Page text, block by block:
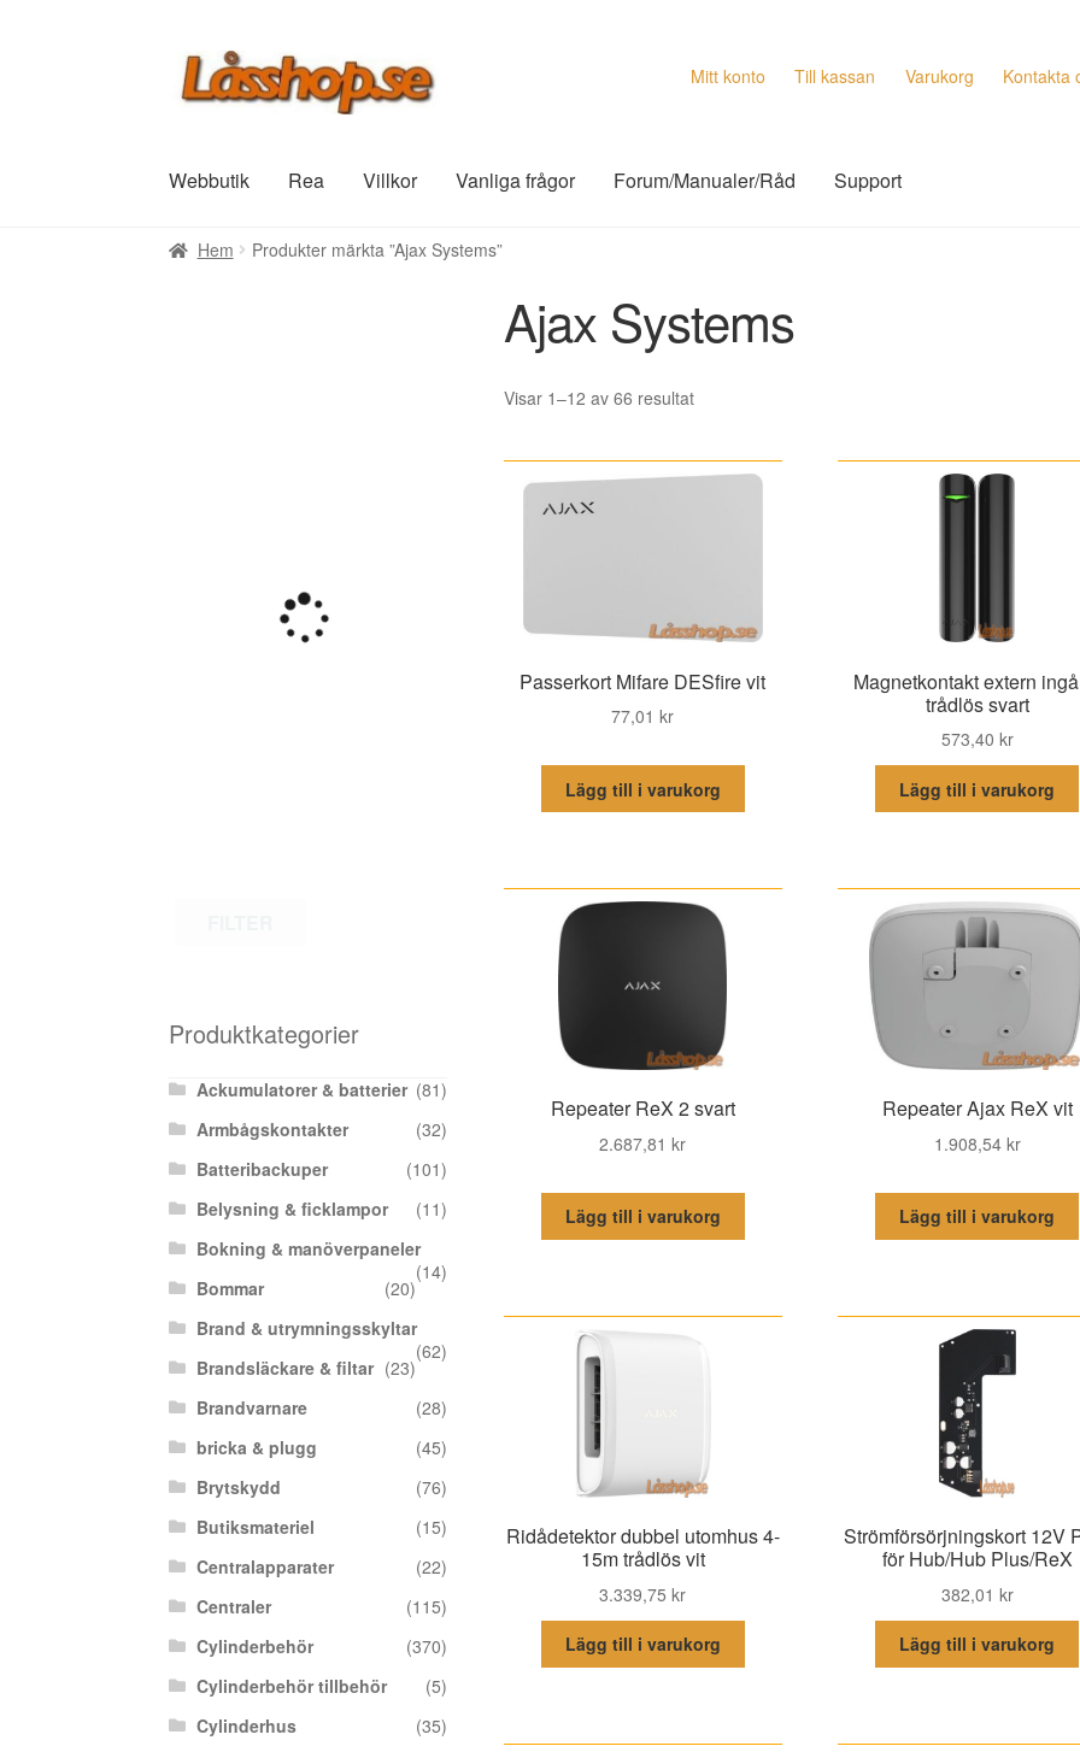
Hoppa
till
Hoppa
till
Mitt konto Till kassan Varukorg Kontakta
Webbutik Rea Villkor Vanliga frågor Forum/Manualer/Råd Support
Hem Produkter märkta ”Ajax Systems”
Ajax Systems
Visar 1–12 av 66 resultatSortera
Passerkort Mifare DESfire vit
77,01kr
Lägg till i varukorg
Magnetkontakt extern
trådlös svart
573,40 kr
Lägg till i varukorg
Repeater ReX 2 svart
2.687,81kr
Lägg till i varukorg
Repeater Ajax ReX vit
1.908,54 kr
Lägg till i varukorg
Ridådetektor dubbel utomhus 4-
15m trådlös vit
3.339,75kr
Lägg till i varukorg
Strömförsörjningskort 12V
för Hub/Hub Plus/ReX
382,01 kr
Lägg till i varukorg
Produktkategorier
Ackumulatorer & batterier (81)
Armbågskontakter
(32)
Batteribackuper
(101)
Belysning & ficklampor
(11)
Bokning & manöverpaneler
(14)
Bommar
(20)
Brand & utrymningsskyltar
(62)
Brandsläckare & filtar (23)
Brandvarnare
(28)
bricka & plugg
(45)
Brytskydd
(76)
Butiksmateriel
(15)
Centralapparater
(22)
Centraler
(115)
Cylinderbehör
(370)
Cylinderbehör tillbehör
(5)
Cylinderhus
(35)